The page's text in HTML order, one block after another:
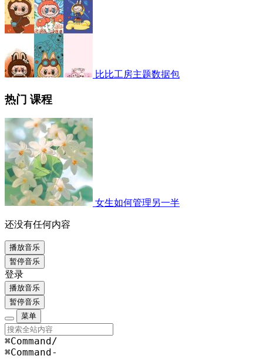
比比工房主题数据包
热门 课程
女生如何管理另一半
还没有任何内容
播放音乐
暂停音乐
登录
播放音乐
暂停音乐
菜单
⌘Command /
⌘Command -